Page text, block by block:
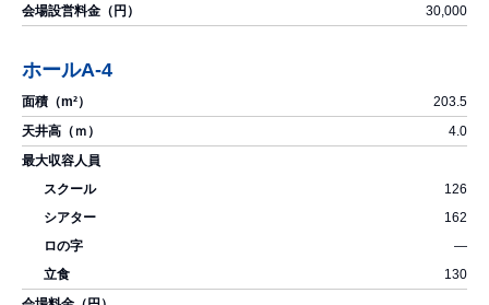
30,000
ホールA-4
203.5
4.0
126
162
―
130